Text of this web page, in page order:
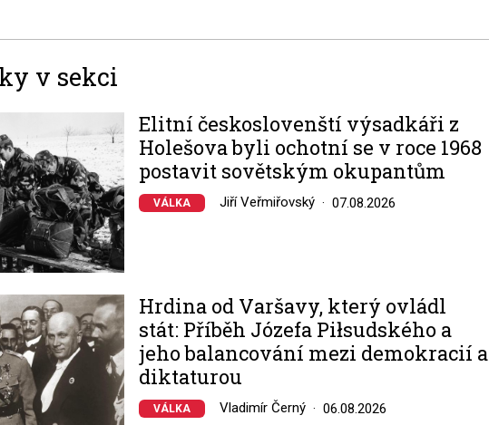
v sekci
Elitní českoslovenští výsadkáři z
Holešova byli ochotní se v roce 1968
postavit sovětským okupantům
VÁLKA Jiří Veřmiřovský 07.08.2026
Hrdina od Varšavy, který ovládl
stát: Příběh Józefa Piłsudského a
jeho balancování mezi demokracií a
diktaturou
VÁLKA Vladimír Černý 06.08.2026